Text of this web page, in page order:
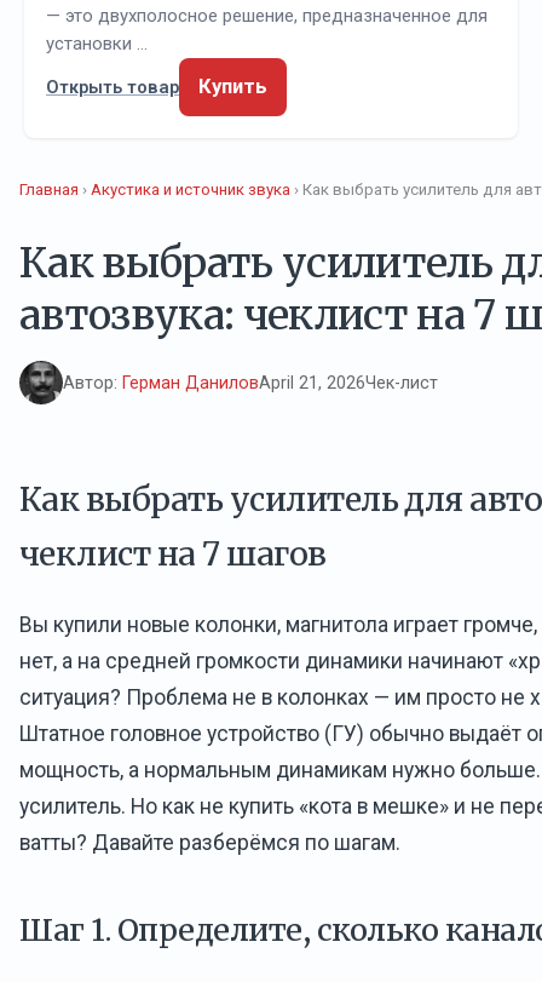
— это двухполосное решение, предназначенное для
установки …
Открыть товар
Купить
Главная › Акустика и источник звука › Как выбрать усилитель для
Как выбрать усилитель
автозвука: чеклист на 7
Автор: Герман ДаниловApril 21, 2026Чек-лист
Как выбрать усилитель для
чеклист на 7 шагов
Вы купили новые колонки, магнитола играет
нет, а на средней громкости динамики начинают
ситуация? Проблема не в колонках — им просто не
Штатное головное устройство (ГУ) обычно выдаёт
мощность, а нормальным динамикам нужно
усилитель. Но как не купить «кота в мешке» и не
ватты? Давайте разберёмся по шагам.
Шаг 1. Определите, сколько